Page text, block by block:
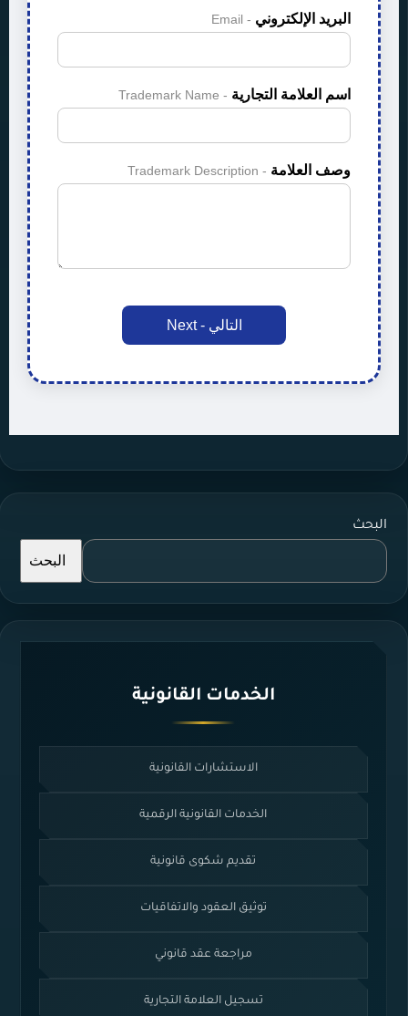
البحث
البحث
الخدمات القانونية
الاستشارات القانونية
الخدمات القانونية الرقمية
تقديم شكوى قانونية
توثيق العقود والاتفاقيات
مراجعة عقد قانوني
تسجيل العلامة التجارية